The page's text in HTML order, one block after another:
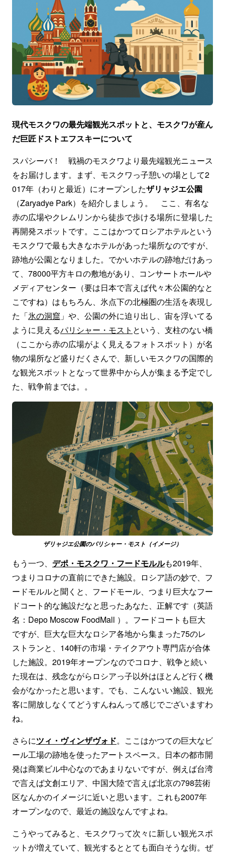
現代モスクワの最先端観光スポットと、モスクワが産ん
だ巨匠ドストエフスキーについて
スパシーバ！ 戦禍のモスクワより最先端観光ニュース
をお届けします。まず、モスクワっ子憩いの場として2
017年（わりと最近）にオープンしたザリャジエ公園
（Zaryadye Park）を紹介しましょう。 ここ、有名な
赤の広場やクレムリンから徒歩で歩ける場所に登場した
再開発スポットです。ここはかつてロシアホテルという
モスクワで最も大きなホテルがあった場所なのですが、
跡地が公園となりました。でかいホテルの跡地だけあっ
て、78000平方キロの敷地があり、コンサートホールや
メディアセンター（要は日本で言えば代々木公園的なと
こですね）はもちろん、氷点下の北極圏の生活を表現し
た「氷の洞窟 」や、公園の外に迫り出し、宙を浮いてる
ように見えるパリシャー・モスト という、支柱のない橋
（ここから赤の広場がよく見えるフォトスポット）が名
物の場所など盛りだくさんで、新しいモスクワの国際的
な観光スポットとなって世界中から人が集まる予定でし
た、戦争前までは。。
ザリャジエ公園のパリシャー・モスト（イメージ）
もう一つ、 デポ・モスクワ・フードモルルも2019年、
つまりコロナの直前にできた施設。ロシア語の妙で、フ
ードモルルと聞くと、フードモール、つまり巨大なフー
ドコート的な施設だなと思ったあなた、正解です（英語
名：Depo Moscow FoodMall ）。フードコートも巨大
ですが、巨大な巨大なロシア各地から集まった75のレ
ストランと、140軒の市場・テイクアウト専門店が合体
した施設。2019年オープンなのでコロナ、戦争と続い
た現在は、残念ながらロシアっ子以外はほとんど行く機
会がなかったと思います。でも、こんないい施設、観光
客に開放しなくてどうすんねんって感じでございますわ
ね。
さらにツィ・ヴィンザヴォド。ここはかつての巨大なビ
ール工場の跡地を使ったアートスペース。日本の都市開
発は商業ビル中心なのであまりないですが、例えば台湾
で言えば文創エリア、中国大陸で言えば北京の798芸術
区なんかのイメージに近いと思います。これも2007年
オープンなので、最近の施設なんですよね。
こうやってみると、モスクワって次々に新しい観光スポ
ットが増えていて、観光するととても面白そうな街。ぜ